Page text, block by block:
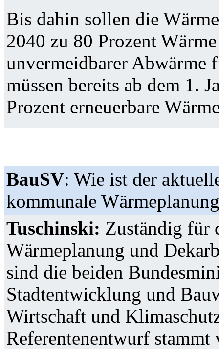
Bis dahin sollen die
2040 zu 80 Prozent
unvermeidbarer Abwärme
müssen bereits ab dem 1.
Prozent erneuerbare
BauSV: Wie ist der
kommunale
Tuschinski: Zuständig für
Wärmeplanung und
sind die beiden
Stadtentwicklung und
Wirtschaft und
Referentenentwurf